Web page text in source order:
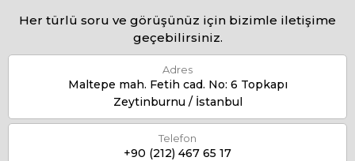
Her türlü soru ve görüşünüz için bizimle iletişime
geçebilirsiniz.
Adres
Maltepe mah. Fetih cad. No: 6 Topkapı
Zeytinburnu / İstanbul
Telefon
+90 (212) 467 65 17